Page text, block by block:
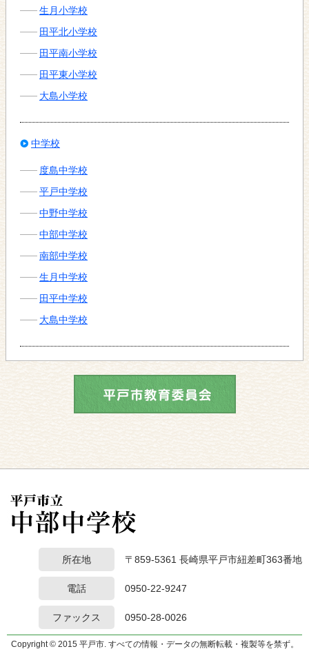
生月小学校
田平北小学校
田平南小学校
田平東小学校
大島小学校
中学校
度島中学校
平戸中学校
中野中学校
中部中学校
南部中学校
生月中学校
田平中学校
大島中学校
所在地 〒859-5361 長崎県平戸市紐差町363番地
電話 0950-22-9247
ファックス 0950-28-0026
Copyright © 2015 平戸市. すべての情報・データの無断転載・複製等を禁ず。